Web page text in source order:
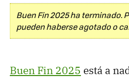
Buen Fin 2025 ha
pueden haberse agotado o
Buen Fin 2025 está a